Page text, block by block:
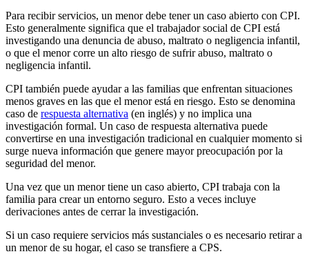
Para recibir servicios, un menor debe tener un caso abierto con CPI.
Esto generalmente significa que el trabajador social de CPI está
investigando una denuncia de abuso, maltrato o negligencia infantil,
o que el menor corre un alto riesgo de sufrir abuso, maltrato o
negligencia infantil.
CPI también puede ayudar a las familias que enfrentan situaciones
menos graves en las que el menor está en riesgo. Esto se denomina
caso de respuesta alternativa (en inglés) y no implica una
investigación formal. Un caso de respuesta alternativa puede
convertirse en una investigación tradicional en cualquier momento si
surge nueva información que genere mayor preocupación por la
seguridad del menor.
Una vez que un menor tiene un caso abierto, CPI trabaja con la
familia para crear un entorno seguro. Esto a veces incluye
derivaciones antes de cerrar la investigación.
Si un caso requiere servicios más sustanciales o es necesario retirar a
un menor de su hogar, el caso se transfiere a CPS.